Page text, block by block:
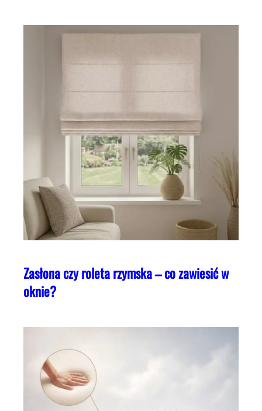
Zasłona czy roleta rzymska – co zawiesić w
oknie?